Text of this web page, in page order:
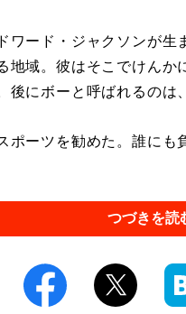
ード・ジャクソンが生
地域。彼はそこでけんか
後にボーと呼ばれるのは
ーツを勧めた。誰にも
つづきを読